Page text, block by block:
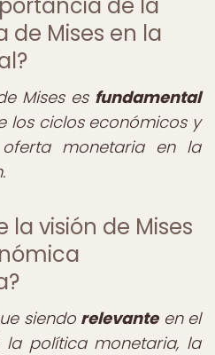
de Mises en la
Mises es fundamental
los ciclos económicos y
monetaria en la
la visión de Mises
siendo relevanteen el
política monetaria, la